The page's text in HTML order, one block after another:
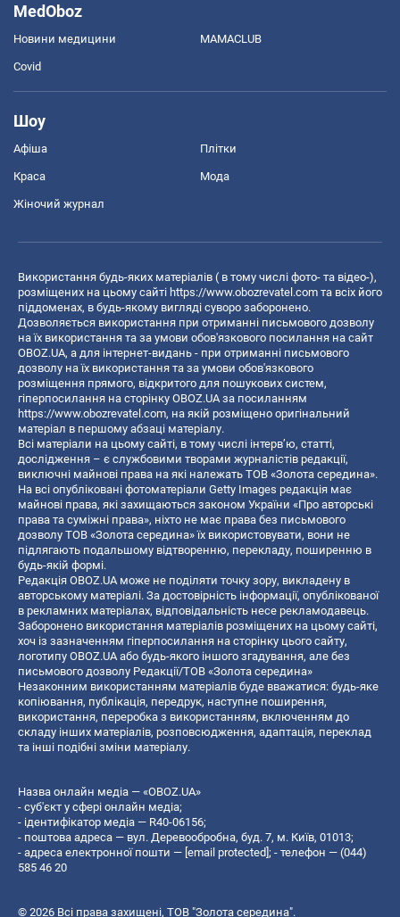
MedOboz
Новини медицини MAMACLUB
Covid
Шоу
Афіша Плітки
Краса Мода
Жіночий журнал
Використання будь-яких матеріалів ( в тому числі фото- та відео-),
розміщених на цьому сайті https://www.obozrevatel.com та всіх його
піддоменах, в будь-якому вигляді суворо заборонено.
Дозволяється використання при отриманні письмового дозволу
на їх використання та за умови обов'язкового посилання на сайт
OBOZ.UA, а для інтернет-видань - при отриманні письмового
дозволу на їх використання та за умови обов'язкового
розміщення прямого, відкритого для пошукових систем,
гіперпосилання на сторінку OBOZ.UA за посиланням
https://www.obozrevatel.com, на якій розміщено оригінальний
матеріал в першому абзаці матеріалу.
Всі матеріали на цьому сайті, в тому числі інтерв’ю, статті,
дослідження – є службовими творами журналістів редакції,
виключні майнові права на які належать ТОВ «Золота середина».
На всі опубліковані фотоматеріали Getty Images редакція має
майнові права, які захищаються законом України «Про авторські
права та суміжні права», ніхто не має права без письмового
дозволу ТОВ «Золота середина» їх використовувати, вони не
підлягають подальшому відтворенню, перекладу, поширенню в
будь-якій формі.
Редакція OBOZ.UA може не поділяти точку зору, викладену в
авторському матеріалі. За достовірність інформації, опублікованої
в рекламних матеріалах, відповідальність несе рекламодавець.
Заборонено використання матеріалів розміщених на цьому сайті,
хоч із зазначенням гіперпосилання на сторінку цього сайту,
логотипу OBOZ.UA або будь-якого іншого згадування, але без
письмового дозволу Редакції/ТОВ «Золота середина»
Незаконним використанням матеріалів буде вважатися: будь-яке
копiювання, публiкацiя, передрук, наступне поширення,
використання, переробка з використанням, включенням до
складу інших матеріалів, розповсюдження, адаптація, переклад
та інші подібні зміни матеріалу.
Назва онлайн медіа — «OBOZ.UA»
- суб'єкт у сфері онлайн медіа;
- ідентифікатор медіа — R40-06156;
- поштова адреса — вул. Деревообробна, буд. 7, м. Київ, 01013;
- адреса електронної пошти — [email protected]; - телефон — (044)
585 46 20
© 2026 Всі права захищені, ТОВ "Золота середина".